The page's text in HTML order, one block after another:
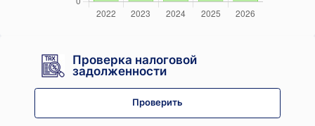
Проверка налоговой
задолженности
Проверить